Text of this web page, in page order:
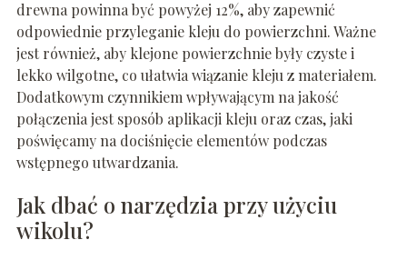
drewna powinna być powyżej 12%, aby zapewnić
odpowiednie przyleganie kleju do powierzchni. Ważne
jest również, aby klejone powierzchnie były czyste i
lekko wilgotne, co ułatwia wiązanie kleju z materiałem.
Dodatkowym czynnikiem wpływającym na jakość
połączenia jest sposób aplikacji kleju oraz czas, jaki
poświęcamy na dociśnięcie elementów podczas
wstępnego utwardzania.
Jak dbać o narzędzia przy użyciu
wikolu?